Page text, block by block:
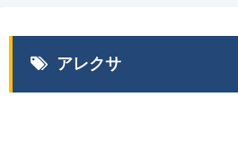
アレクサ